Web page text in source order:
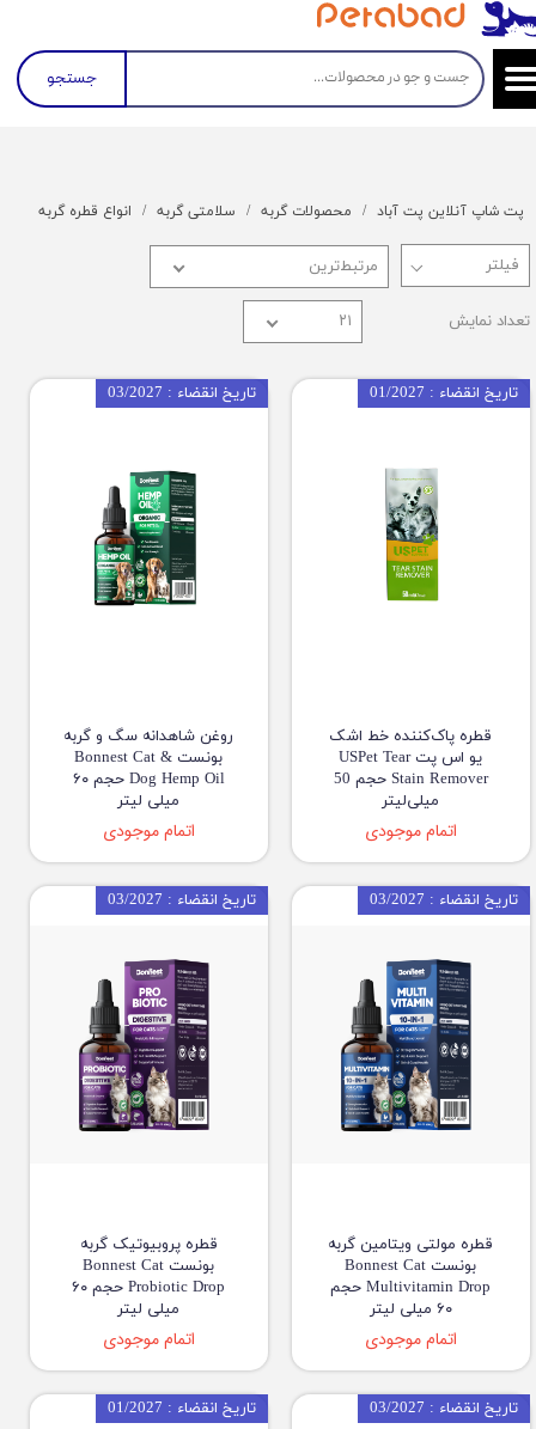
جستجو
پت شاپ آنلاین پت آباد محصولات گربه سلامتی گربه انواع قطره گربه
مرتبط‌ترین
تعداد نمایش ۲۱
قطره پاک‌کننده خط اشک
یو اس پت USPet Tear
Stain Remover حجم 50
میلی‌لیتر
اتمام موجودی
تاریخ انقضاء : 01/2027
روغن شاهدانه سگ و گربه
بونست Bonnest Cat &
Dog Hemp Oil حجم ۶۰
میلی لیتر
اتمام موجودی
تاریخ انقضاء : 03/2027
قطره مولتی ویتامین گربه
بونست Bonnest Cat
Multivitamin Drop حجم
۶۰ میلی لیتر
اتمام موجودی
تاریخ انقضاء : 03/2027
قطره پروبیوتیک گربه
بونست Bonnest Cat
Probiotic Drop حجم ۶۰
میلی لیتر
اتمام موجودی
تاریخ انقضاء : 03/2027
تاریخ انقضاء : 03/2027 تاریخ انقضاء : 01/2027